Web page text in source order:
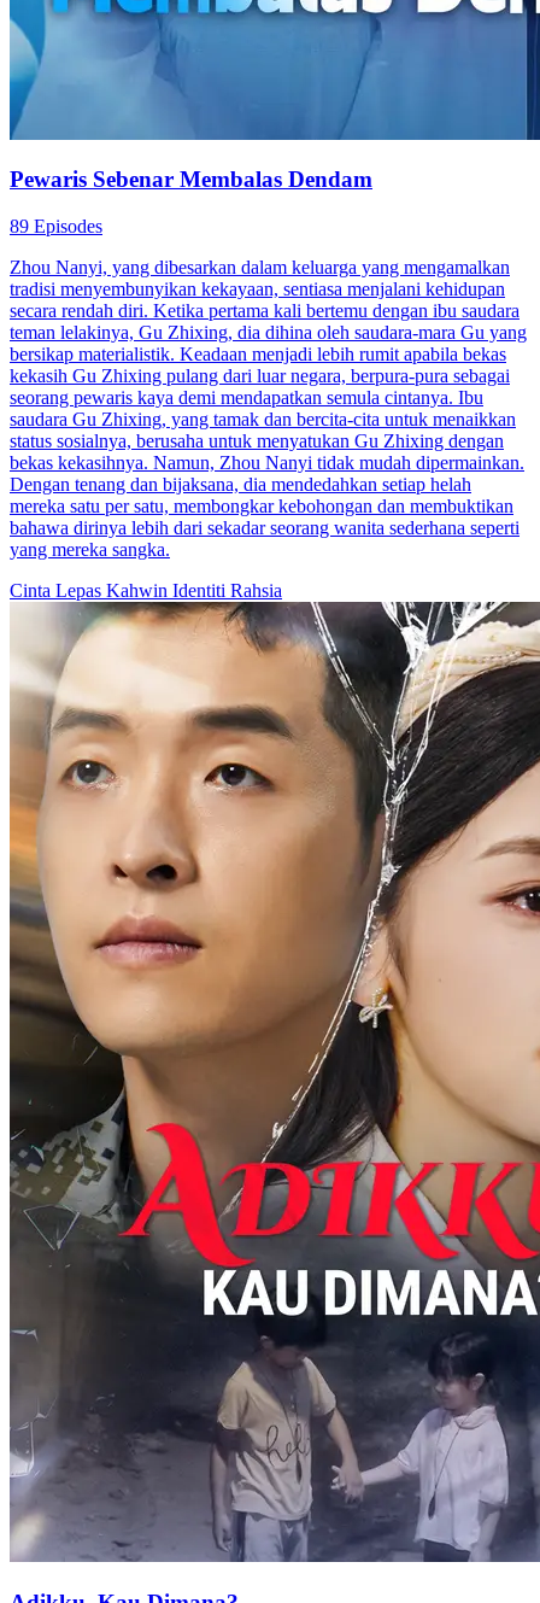
Dusta dalam Diam
42 Episodes
Meskipun Zhao Mengshu, seorang ibu rumah tangga, adalah
seorang tuna rungu, ia memiliki suami yang sempurna, Zhou Ming,
dan saudara perempuannya, Jiang Ya. Namun, kehidupannya yang
bahagia hancur setelah dia mendapatkan kembali pendengarannya.
Ternyata suaminya telah berselingkuh dengan saudara
perempuannya dan merencanakan konspirasi yang jauh lebih besar.
Untuk mengetahui kebenarannya, Zhao Mengshu menanggung
penghinaan dan terus berpura-pura tuli, memulai permainan kucing-
kucingan dengan suami dan saudara perempuannya.
Balas Dendam Teka-Teki Identitas